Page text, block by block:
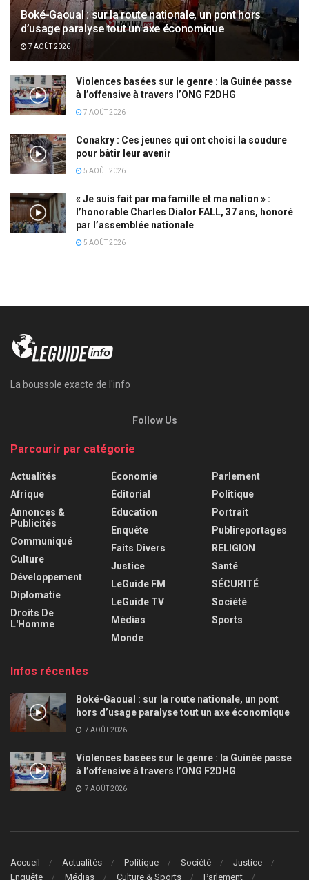
Boké-Gaoual : sur la route nationale, un pont hors
d’usage paralyse tout un axe économique
7 AOÛT 2026
Violences basées sur le genre : la Guinée passe
à l’offensive à travers l’ONG F2DHG
7 AOÛT 2026
Conakry : Ces jeunes qui ont choisi la soudure
pour bâtir leur avenir
5 AOÛT 2026
« Je suis fait par ma famille et ma nation » :
l’honorable Charles Dialor FALL, 37 ans, honoré
par l’assemblée nationale
5 AOÛT 2026
La boussole exacte de l'info
Follow Us
Parcourir par catégorie
Actualités
Afrique
Annonces &
Publicités
Communiqué
Culture
Développement
Diplomatie
Droits De
L'Homme
Économie
Éditorial
Éducation
Enquête
Faits Divers
Justice
LeGuide FM
LeGuide TV
Médias
Monde
Parlement
Politique
Portrait
Publireportages
RELIGION
Santé
SÉCURITÉ
Société
Sports
Infos récentes
Boké-Gaoual : sur la route nationale, un pont
hors d’usage paralyse tout un axe économique
7 AOÛT 2026
Violences basées sur le genre : la Guinée passe
à l’offensive à travers l’ONG F2DHG
7 AOÛT 2026
Accueil Actualités Politique Société
Justice
Enquête
Médias Culture & Sports Parlement